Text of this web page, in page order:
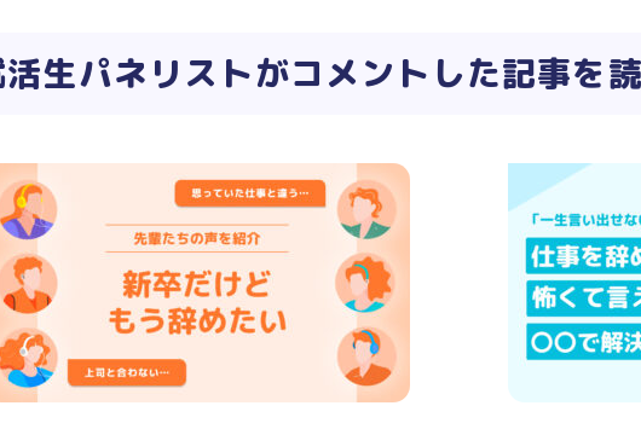
生パネリストがコメントした記事を